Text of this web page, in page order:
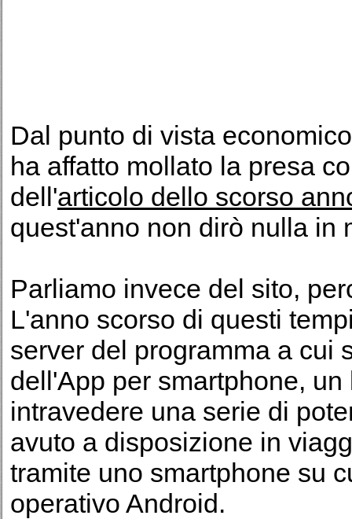
Dal punto di vista
ha affatto mollato la presa
dell'articolo dello scorso
quest'anno non dirò nulla in
Parliamo invece del sito,
L'anno scorso di questi
server del programma a cui
dell'App per smartphone,
intravedere una serie di
avuto a disposizione in
tramite uno smartphone su
operativo Android.